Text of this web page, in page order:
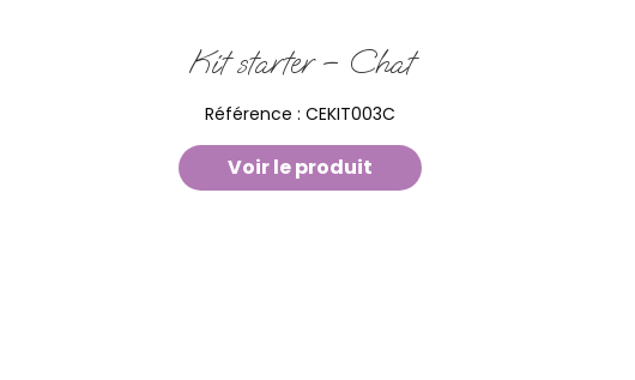
Kit starter – Chat
Référence : CEKIT003C
Voir le produit